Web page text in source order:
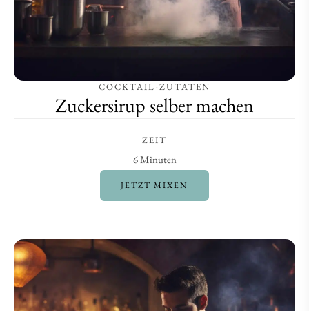
COCKTAIL-ZUTATEN
Zuckersirup selber machen
ZEIT
6 Minuten
JETZT MIXEN